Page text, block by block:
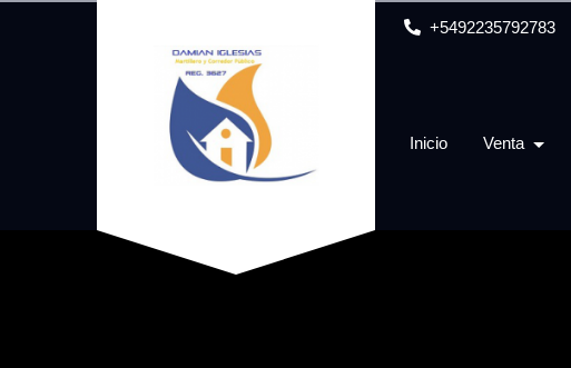
+5492235792783
Inicio Venta